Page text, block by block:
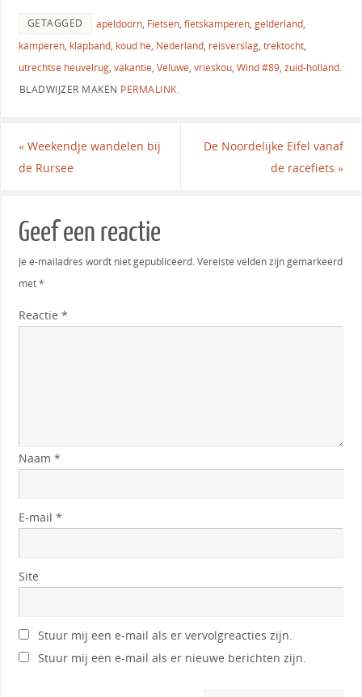
GETAGGED apeldoorn, Fietsen, fietskamperen, gelderland,
kamperen, klapband, koud he, Nederland, reisverslag, trektocht,
utrechtse heuvelrug, vakantie, Veluwe, vrieskou, Wind #89, zuid-holland.
BLADWIJZER MAKEN PERMALINK.
«Weekendje wandelen bij
de Rursee
De Noordelijke Eifel vanaf
de racefiets»
Geef een reactie
Je e-mailadres wordt niet gepubliceerd. Vereiste velden zijn gemarkeerd
met*
Reactie *
Naam *
E-mail *
Site
Stuur mij een e-mail als er vervolgreacties zijn.
Stuur mij een e-mail als er nieuwe berichten zijn.